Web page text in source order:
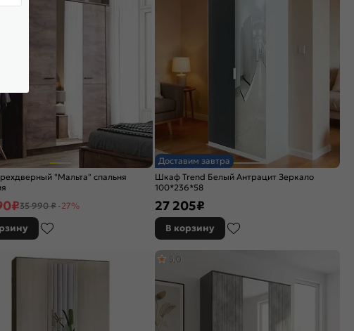
"Мальта" спальня
₽35 990 ₽ -27%
Доставим завтра
Шкаф Trend Белый Антрацит Зеркало
100*236*58
27 205₽
В корзину
5,0